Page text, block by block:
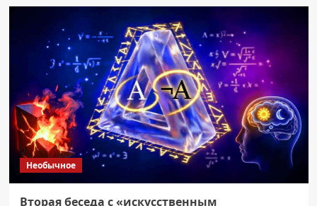
Необычное
Вторая беседа с «искусственным